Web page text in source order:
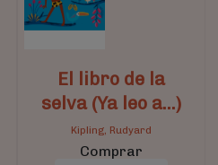
El libro de la
selva (Ya leo a…)
Kipling, Rudyard
Comprar